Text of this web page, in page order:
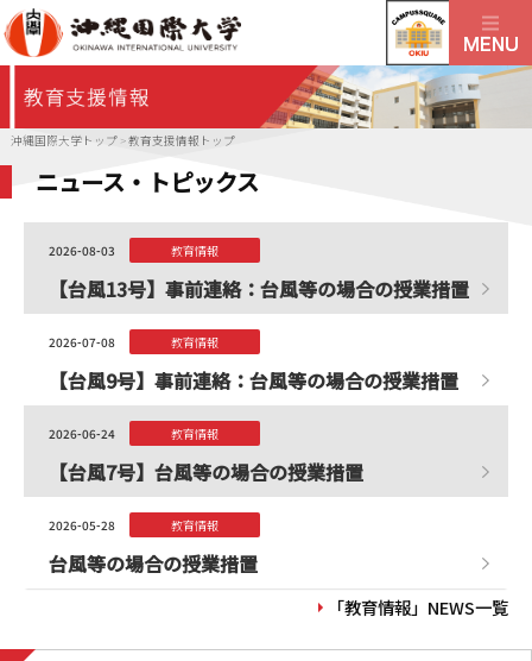
沖縄国際大学トップ >教育支援情報トップ
ニュース・トピックス
2026-08-03 教育情報
【台風13号】事前連絡：台風等の場合の授業措置
2026-07-08 教育情報
【台風9号】事前連絡：台風等の場合の授業措置
2026-06-24 教育情報
【台風7号】台風等の場合の授業措置
2026-05-28 教育情報
台風等の場合の授業措置
「教育情報」NEWS一覧